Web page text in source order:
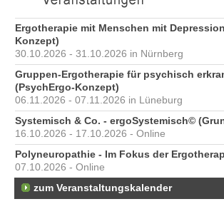
Ergotherapie mit Menschen mit
Konzept)
30.10.2026 - 31.10.2026 in Nürnberg
Gruppen-Ergotherapie für psychisch
(PsychErgo-Konzept)
06.11.2026 - 07.11.2026 in Lüneburg
Systemisch & Co. - ergoSystemisch©
16.10.2026 - 17.10.2026 - Online
Polyneuropathie - Im Fokus der
07.10.2026 - Online
zum Veranstaltungskalender